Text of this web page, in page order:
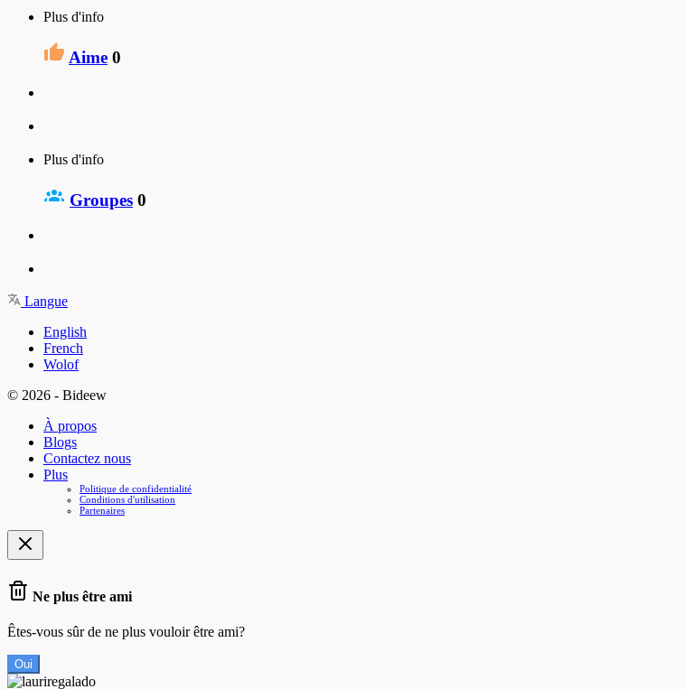
Plus d'info
Aime 0
Plus d'info
Groupes 0
Langue
English
French
Wolof
© 2026 - Bideew
À propos
Blogs
Contactez nous
Plus
Politique de confidentialité
Conditions d'utilisation
Partenaires
Ne plus être ami
Êtes-vous sûr de ne plus vouloir être ami?
Oui